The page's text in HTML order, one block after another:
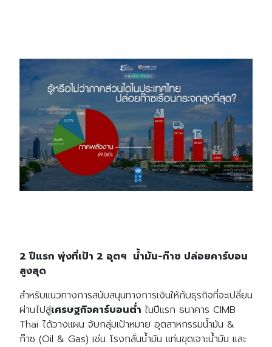
2 ปีแรก พุ่งที่เป้า 2 อุตฯ น้ำมัน-ก๊าซ ปล่อยคาร์บอน
สูงสุด
สำหรับแนวทางการสนับสนุนทางการเงินให้กับธุรกิจที่จะเปลี่ยน
ผ่านไปสู่เศรษฐกิจคาร์บอนต่ำ ในปีแรก ธนาคาร CIMB
Thai ได้วางแผน จับกลุ่มเป้าหมาย อุตสาหกรรมน้ำมัน &
ก๊าซ (Oil & Gas) เช่น โรงกลั่นน้ำมัน แท่นขุดเจาะน้ำมัน และ